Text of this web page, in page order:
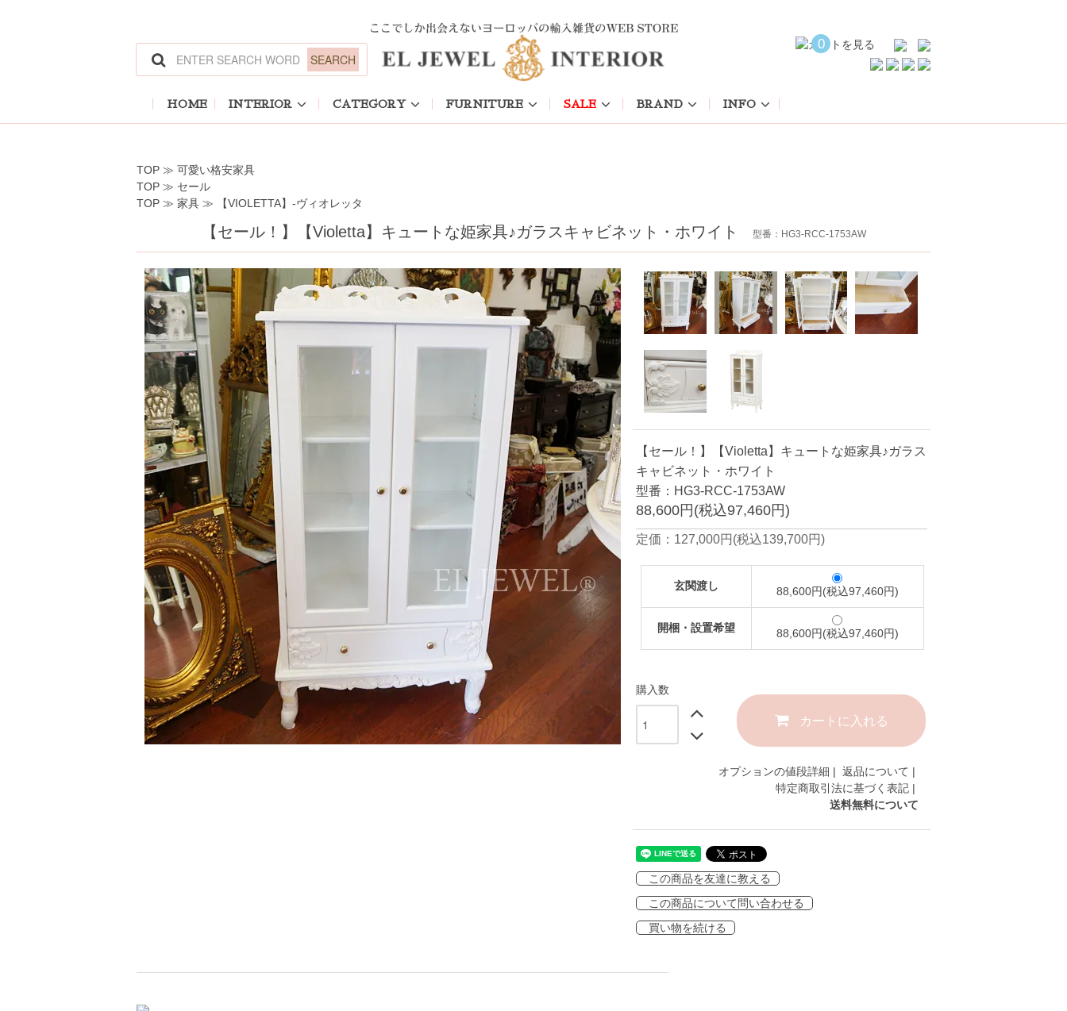
0
HOME INTERIOR CATEGORY FURNITURE SALE BRAND INFO
ホーム
TOP ≫ 可愛い格安家具
TOP ≫ セール
TOP ≫ 家具 ≫ 【VIOLETTA】-ヴィオレッタ
【セール！】【Violetta】キュートな姫家具♪ガラスキャビネット・ホワイト 型番：HG3-RCC-1753AW
【セール！】【Violetta】キュートな姫家具♪ガラス
キャビネット・ホワイト
型番：HG3-RCC-1753AW
88,600円(税込97,460円)
定価：127,000円(税込139,700円)
玄関渡し 88,600円(税込97,460円)
開梱・設置希望 88,600円(税込97,460円)
購入数
カートに入れる
オプションの値段詳細 | 返品について |
特定商取引法に基づく表記 |
送料無料について
この商品を友達に教える
この商品について問い合わせる
買い物を続ける